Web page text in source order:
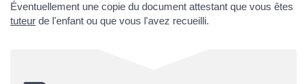
Éventuellement une copie du document attestant que vous êtes
tuteur de l'enfant ou que vous l'avez recueilli.